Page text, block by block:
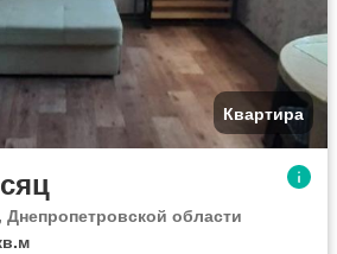
Квартира
области